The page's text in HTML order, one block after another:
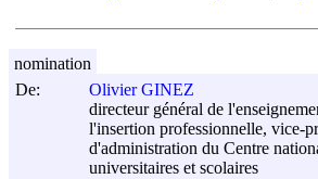
De:
Olivier GINEZ
directeur général de
l'insertion professionnelle, vice-
d'administration du Centre
universitaires et scolaires
nomination